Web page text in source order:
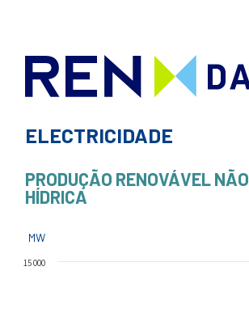
ELECTRICIDADE
PRODUÇÃO RENOVÁVEL NÃO
HÍDRICA
MW
15 000